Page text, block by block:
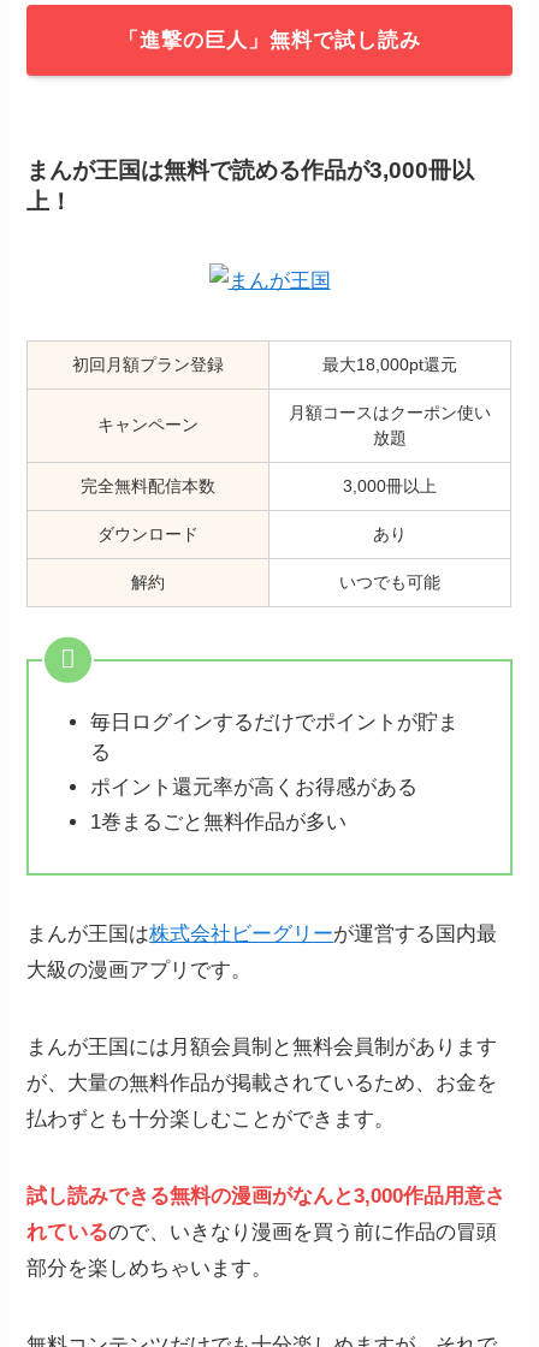
「進撃の巨人」無料で試し読み
まんが王国は無料で読める作品が3,000冊以
上！
初回月額プラン登録 最大18,000pt還元
キャンペーン
月額コースはクーポン使い
放題
完全無料配信本数 3,000冊以上
ダウンロード あり
解約 いつでも可能
毎日ログインするだけでポイントが貯ま
る
ポイント還元率が高くお得感がある
1巻まるごと無料作品が多い
まんが王国は株式会社ビーグリーが運営する国内最
大級の漫画アプリです。
まんが王国には月額会員制と無料会員制があります
が、大量の無料作品が掲載されているため、お金を
払わずとも十分楽しむことができます。
試し読みできる無料の漫画がなんと3,000作品用意さ
れているので、いきなり漫画を買う前に作品の冒頭
部分を楽しめちゃいます。